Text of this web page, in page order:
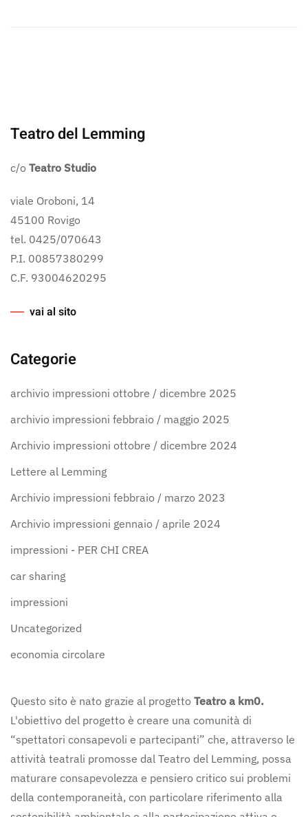
Teatro del Lemming
c/o Teatro Studio
viale Oroboni, 14
45100 Rovigo
tel. 0425/070643
P.I. 00857380299
C.F. 93004620295
vai al sito
Categorie
archivio impressioni ottobre / dicembre 2025
archivio impressioni febbraio / maggio 2025
Archivio impressioni ottobre / dicembre 2024
Lettere al Lemming
Archivio impressioni febbraio / marzo 2023
Archivio impressioni gennaio / aprile 2024
impressioni - PER CHI CREA
car sharing
impressioni
Uncategorized
economia circolare
Questo sito è nato grazie al progetto Teatro a km0.
L'obiettivo del progetto è creare una comunità di
“spettatori consapevoli e partecipanti” che, attraverso le
attività teatrali promosse dal Teatro del Lemming, possa
maturare consapevolezza e pensiero critico sui problemi
della contemporaneità, con particolare riferimento alla